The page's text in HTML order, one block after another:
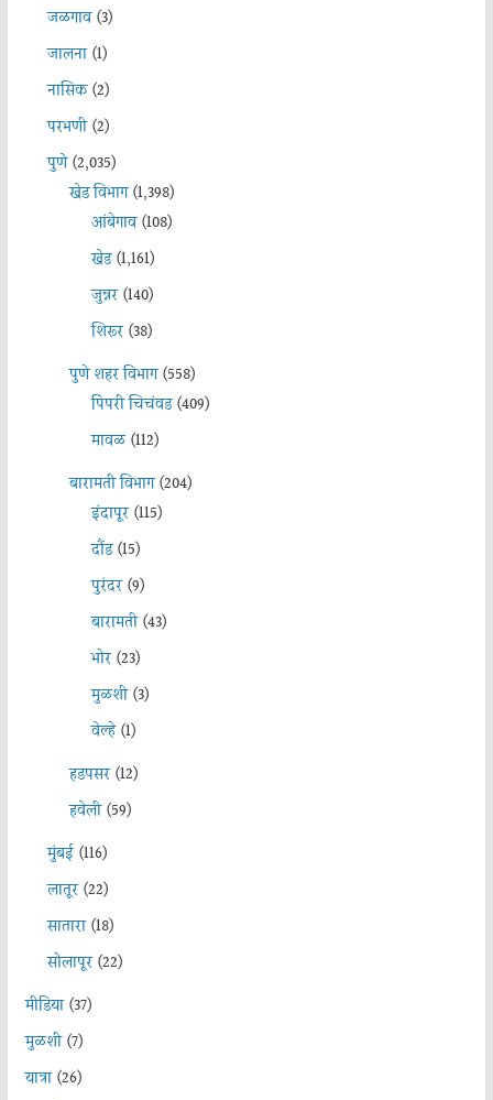
जळगाव(3)
जालना(1)
नासिक(2)
परभणी(2)
पुणे(2,035)
खेड विभाग(1,398)
आंबेगाव(108)
खेड(1,161)
जुन्नर(140)
शिरूर(38)
पुणे शहर विभाग(558)
पिंपरी चिचंवड(409)
मावळ(112)
बारामती विभाग(204)
इंदापूर(115)
दौंड(15)
पुरंदर(9)
बारामती(43)
भोर(23)
मुळशी(3)
वेल्हे(1)
हडपसर(12)
हवेली(59)
मुंबई(116)
लातूर(22)
सातारा(18)
सोलापूर(22)
मीडिया(37)
मुळशी(7)
यात्रा(26)